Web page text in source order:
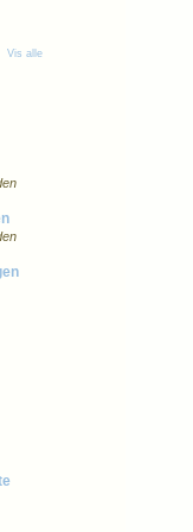
Vis alle